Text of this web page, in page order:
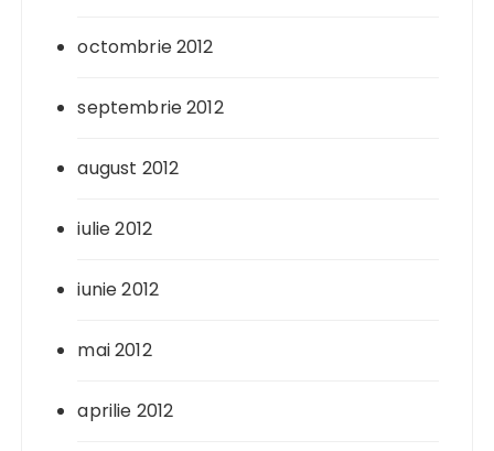
octombrie 2012
septembrie 2012
august 2012
iulie 2012
iunie 2012
mai 2012
aprilie 2012